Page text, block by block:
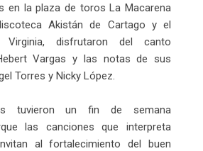
en la plaza de toros La Macarena
Akistán de Cartago y el
disfrutaron del canto
Vargas y las notas de sus
Torres y Nicky López.
tuvieron un fin de semana
las canciones que interpreta
al fortalecimiento del buen